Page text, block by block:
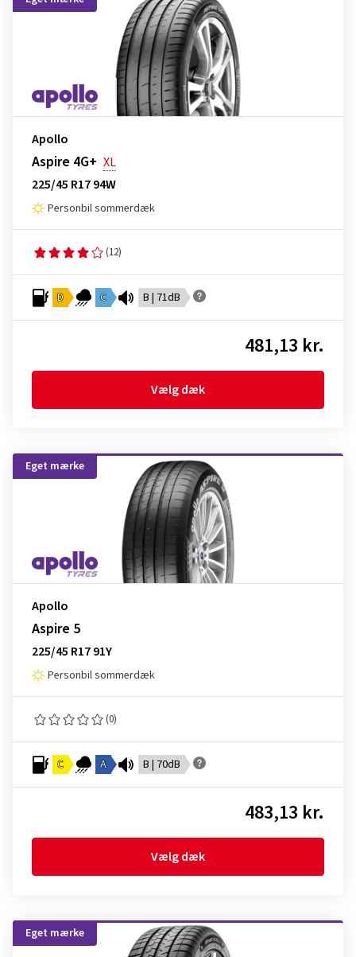
Apollo
Aspire 4G+ XL
225/45 R17 94W
Personbil sommerdæk
(12)
D C B | 71dB
481,13 kr.
Vælg dæk
Eget mærke
Apollo
Aspire 5
225/45 R17 91Y
Personbil sommerdæk
(0)
C A B | 70dB
483,13 kr.
Vælg dæk
Eget mærke